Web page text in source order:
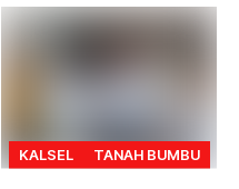
KALSEL TANAH BUMBU